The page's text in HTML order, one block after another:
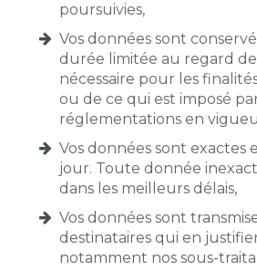
poursuivies,
Vos données sont
durée limitée au regard
nécessaire pour les
ou de ce qui est imposé
réglementations en
Vos données sont exactes
jour. Toute donnée
dans les meilleurs délais,
Vos données sont
destinataires qui en
notamment nos sous-